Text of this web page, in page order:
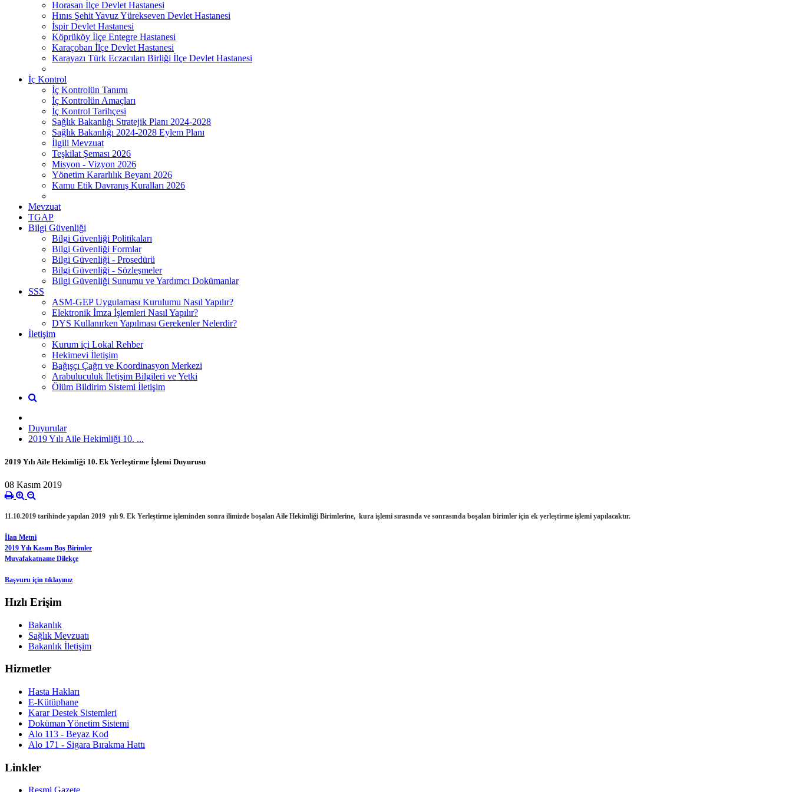
Horasan İlçe Devlet Hastanesi
Hınıs Şehit Yavuz Yürekseven Devlet Hastanesi
İspir Devlet Hastanesi
Köprüköy İlçe Entegre Hastanesi
Karaçoban İlçe Devlet Hastanesi
Karayazı Türk Eczacıları Birliği İlçe Devlet Hastanesi
İç Kontrol
İç Kontrolün Tanımı
İç Kontrolün Amaçları
İç Kontrol Tarihçesi
Sağlık Bakanlığı Stratejik Planı 2024-2028
Sağlık Bakanlığı 2024-2028 Eylem Planı
İlgili Mevzuat
Teşkilat Şeması 2026
Misyon - Vizyon 2026
Yönetim Kararlılık Beyanı 2026
Kamu Etik Davranış Kuralları 2026
Mevzuat
TGAP
Bilgi Güvenliği
Bilgi Güvenliği Politikaları
Bilgi Güvenliği Formlar
Bilgi Güvenliği - Prosedürü
Bilgi Güvenliği - Sözleşmeler
Bilgi Güvenliği Sunumu ve Yardımcı Dokümanlar
SSS
ASM-GEP Uygulaması Kurulumu Nasıl Yapılır?
Elektronik İmza İşlemleri Nasıl Yapılır?
DYS Kullanırken Yapılması Gerekenler Nelerdir?
İletişim
Kurum içi Lokal Rehber
Hekimevi İletişim
Bağışçı Çağrı ve Koordinasyon Merkezi
Arabuluculuk İletişim Bilgileri ve Yetki
Ölüm Bildirim Sistemi İletişim
Duyurular
2019 Yılı Aile Hekimliği 10. ...
2019 Yılı Aile Hekimliği 10. Ek Yerleştirme İşlemi Duyurusu
08 Kasım 2019
11.10.2019 tarihinde yapılan 2019 yılı 9. Ek Yerleştirme işleminden sonra ilimizde boşalan Aile Hekimliği Birimlerine, kura işlemi sırasında ve sonrasında boşalan birimler için ek yerleştirme işlemi yapılacaktır.
İlan Metni
2019 Yılı Kasım Boş Birimler
Muvafakatname Dilekçe
Başvuru için tıklayınız
Hızlı Erişim
Bakanlık
Sağlık Mevzuatı
Bakanlık İletişim
Hizmetler
Hasta Hakları
E-Kütüphane
Karar Destek Sistemleri
Doküman Yönetim Sistemi
Alo 113 - Beyaz Kod
Alo 171 - Sigara Bırakma Hattı
Linkler